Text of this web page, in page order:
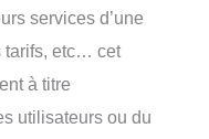
services d’une
tarifs, etc… cet
à titre
utilisateurs ou du